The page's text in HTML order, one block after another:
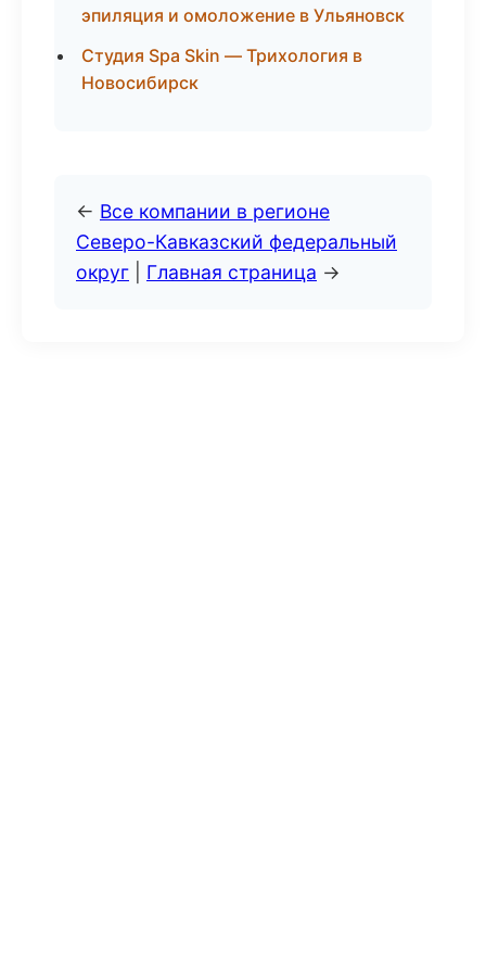
эпиляция и омоложение в Ульяновск
Студия Spa Skin — Трихология в
Новосибирск
← Все компании в регионе
Северо-Кавказский федеральный
округ
Главная страница →